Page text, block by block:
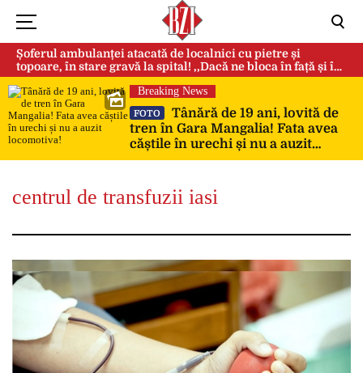
Șoferul ambulanței atacată de localnici cu pietre și
topoare, în stare gravă la spital! ,,Dacă ne bloca în față și în
spate, ne omorau…”
Breaking News
FOTO
Tânără de 19 ani, lovită de
tren în Gara Mangalia! Fata avea
căștile în urechi și nu a auzit
locomotiva!
centrul de transfuzii iasi